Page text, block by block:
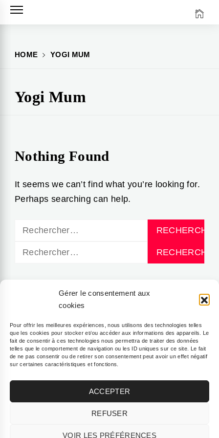
Gérer le consentement aux
cookies
Pour offrir les meilleures expériences, nous utilisons des technologies telles
que les cookies pour stocker et/ou accéder aux informations des appareils. Le
fait de consentir à ces technologies nous permettra de traiter des données
telles que le comportement de navigation ou les ID uniques sur ce site. Le fait
de ne pas consentir ou de retirer son consentement peut avoir un effet négatif
sur certaines caractéristiques et fonctions.
ACCEPTER
REFUSER
VOIR LES PRÉFÉRENCES
Skip
HOME YOGI MUM
Yogi Mum
Nothing Found
It seems we can’t find what you’re looking for.
Perhaps searching can help.
Rechercher :
Rechercher :
CATÉGORIES
Lifestyle Yogi
Sport & Bien-être
Yogi Food